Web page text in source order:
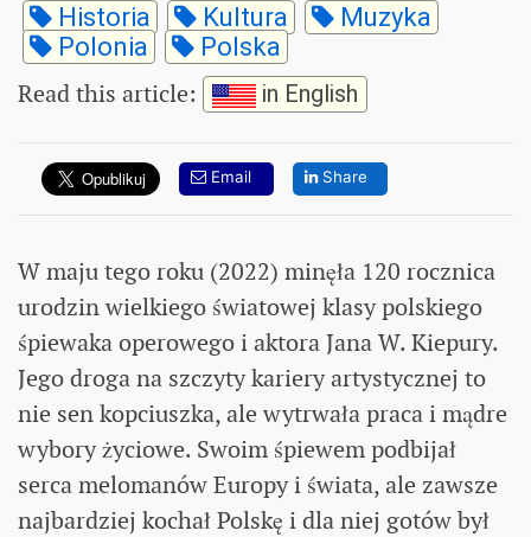
Historia Kultura
Muzyka
Polonia
Polska
Read this article: in English
Email Share
W maju tego roku (2022) minęła 120 rocznica
urodzin wielkiego światowej klasy polskiego
śpiewaka operowego i aktora Jana W. Kiepury.
Jego droga na szczyty kariery artystycznej to
nie sen kopciuszka, ale wytrwała praca i mądre
wybory życiowe. Swoim śpiewem podbijał
serca melomanów Europy i świata, ale zawsze
najbardziej kochał Polskę i dla niej gotów był